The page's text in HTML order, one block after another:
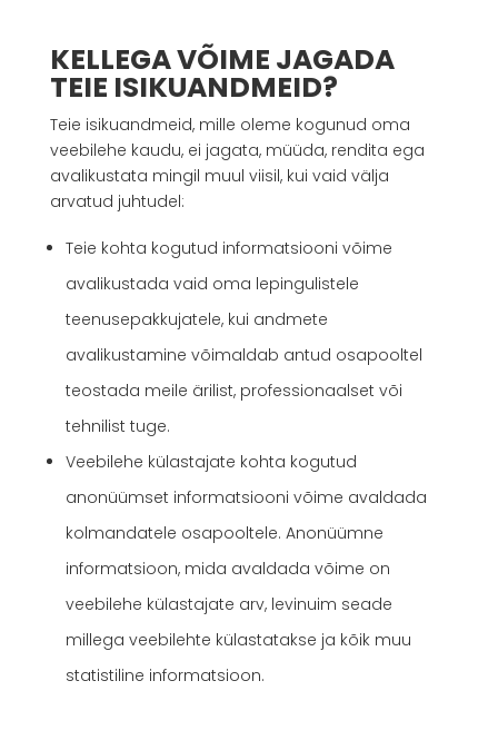
KELLEGA VÕIME JAGADA
TEIE ISIKUANDMEID?
Teie isikuandmeid, mille oleme kogunud oma
veebilehe kaudu, ei jagata, müüda, rendita ega
avalikustata mingil muul viisil, kui vaid välja
arvatud juhtudel:
Teie kohta kogutud informatsiooni võime
avalikustada vaid oma lepingulistele
teenusepakkujatele, kui andmete
avalikustamine võimaldab antud osapooltel
teostada meile ärilist, professionaalset või
tehnilist tuge.
Veebilehe külastajate kohta kogutud
anonüümset informatsiooni võime avaldada
kolmandatele osapooltele. Anonüümne
informatsioon, mida avaldada võime on
veebilehe külastajate arv, levinuim seade
millega veebilehte külastatakse ja kõik muu
statistiline informatsioon.